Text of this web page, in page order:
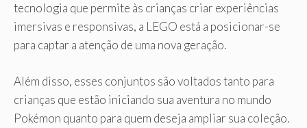
tecnologia que permite às crianças criar experiências
imersivas e responsivas, a LEGO está a posicionar-se
para captar a atenção de uma nova geração.
Além disso, esses conjuntos são voltados tanto para
crianças que estão iniciando sua aventura no mundo
Pokémon quanto para quem deseja ampliar sua coleção.